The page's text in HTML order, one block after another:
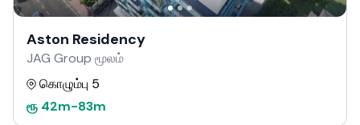
Aston Residency
JAG Group மூலம்
கொழும்பு 5
ரூ 42m-83m